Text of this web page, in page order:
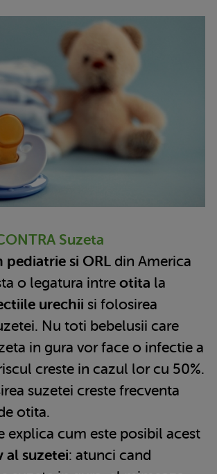
Suzeta
pediatrie si ORL din America
o legatura intre otita la
urechii si folosirea
Nu toti bebelusii care
in gura vor face o infectie a
creste in cazul lor cu 50%.
suzetei creste frecventa
otita.
explica cum este posibil acest
al suzetei: atunci cand